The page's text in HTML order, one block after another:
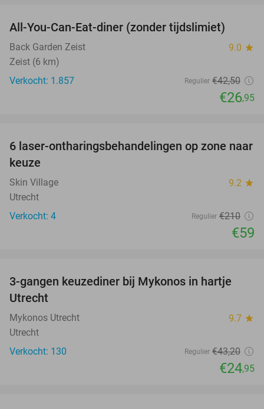
All-You-Can-Eat-diner (zonder tijdslimiet)
Back Garden Zeist 9.0 star
Zeist (6 km)
Verkocht: 1.857
Regulier €42,50
€26,95
72%
6 laser-ontharingsbehandelingen op zone naar
keuze
Skin Village 9.2 star
Utrecht
Verkocht: 4
Regulier €210
€59
42%
3-gangen keuzediner bij Mykonos in hartje
Utrecht
Mykonos Utrecht 9.7 star
Utrecht
Verkocht: 130
Regulier €43,20
€24,95